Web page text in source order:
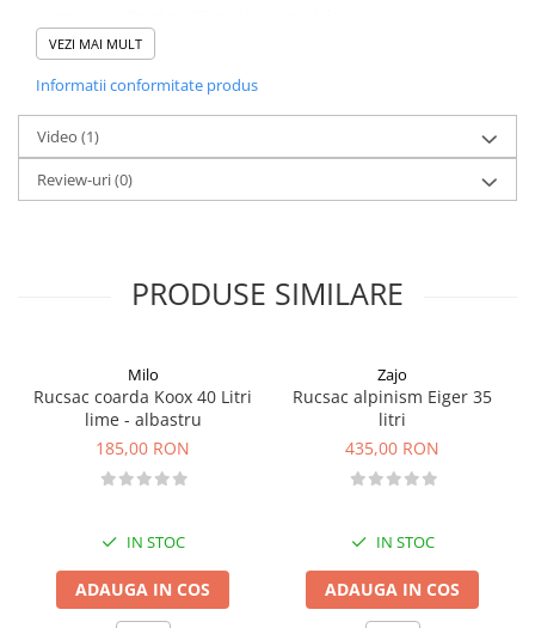
Pantaloni
Caciuli
Jachete
Sosete
Bandane
Imbracaminte de corp
Imbracaminte de corp
INCALTAMINTE
Produse de Intretinere
PARAZAPEZI
MANUSI
COPII
- design cu densitate cvadra cu spuma EVA de 15 mm si carcasa
HDPE pentru confort si sustinere a sarcinii
- buzunare duble pentru centura de sold, forma si suprainaltime
- de asemenea, compatibil cu pachetele Infinity pentru un plus de
stabilitate si confort
VEZI MAI MULT
Informatii conformitate produs
Video (1)
Review-uri(0)
PRODUSE SIMILARE
Milo
Rucsac coarda Koox 40 Litri
lime - albastru
185,00 RON
IN STOC
ADAUGA IN COS
Zajo
Rucsac alpinism Eiger 35
litri
435,00 RON
IN STOC
ADAUGA IN COS